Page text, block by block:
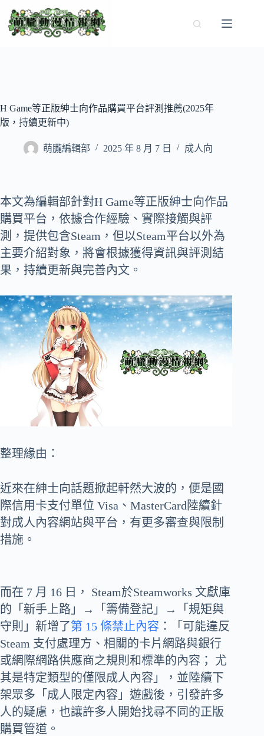
至
H Game等正版紳士向作品購買平台評測推薦(2025年
版，持續更新中)
萌朧編輯部 2025 年 8 月 7 日 成人向
本文為編輯部針對H Game等正版紳士向作品
購買平台，依據合作經驗、實際接觸與評
測，提供包含Steam，但以Steam平台以外為
主要介紹對象，將會根據獲得資訊與評測結
果，持續更新與完善內文。
整理緣由：
近來在紳士向話題掀起軒然大波的，便是國
際信用卡支付單位 Visa、MasterCard陸續針
對成人內容網站與平台，有更多審查與限制
措施。
而在 7 月 16 日， Steam於Steamworks 文獻庫
的「新手上路」→「籌備登記」→「規矩與
守則」新增了第 15 條禁止內容 ：「可能違反
Steam 支付處理方、相關的卡片網路與銀行
或網際網路供應商之規則和標準的內容； 尤
其是特定類型的僅限成人內容」，並陸續下
架眾多「成人限定內容」遊戲後，引發許多
人的疑慮，也讓許多人開始找尋不同的正版
購買管道。